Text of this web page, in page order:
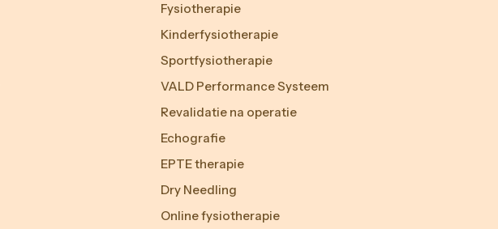
Fysiotherapie
Kinderfysiotherapie
Sportfysiotherapie
VALD Performance Systeem
Revalidatie na operatie
Echografie
EPTE therapie
Dry Needling
Online fysiotherapie